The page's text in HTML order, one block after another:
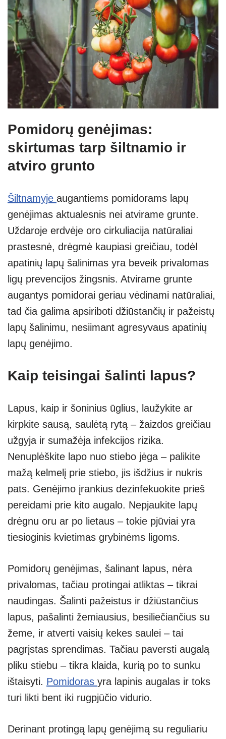
Pomidorų genėjimas:
skirtumas tarp šiltnamio ir
atviro grunto
Šiltnamyje augantiems pomidorams lapų
genėjimas aktualesnis nei atvirame grunte.
Uždaroje erdvėje oro cirkuliacija natūraliai
prastesnė, drėgmė kaupiasi greičiau, todėl
apatinių lapų šalinimas yra beveik privalomas
ligų prevencijos žingsnis. Atvirame grunte
augantys pomidorai geriau vėdinami natūraliai,
tad čia galima apsiriboti džiūstančių ir pažeistų
lapų šalinimu, nesiimant agresyvaus apatinių
lapų genėjimo.
Kaip teisingai šalinti lapus?
Lapus, kaip ir šoninius ūglius, laužykite ar
kirpkite sausą, saulėtą rytą – žaizdos greičiau
užgyja ir sumažėja infekcijos rizika.
Nenuplėškite lapo nuo stiebo jėga – palikite
mažą kelmelį prie stiebo, jis išdžius ir nukris
pats. Genėjimo įrankius dezinfekuokite prieš
pereidami prie kito augalo. Nepjaukite lapų
drėgnu oru ar po lietaus – tokie pjūviai yra
tiesioginis kvietimas grybinėms ligoms.
Pomidorų genėjimas, šalinant lapus, nėra
privalomas, tačiau protingai atliktas – tikrai
naudingas. Šalinti pažeistus ir džiūstančius
lapus, pašalinti žemiausius, besiliečiančius su
žeme, ir atverti vaisių kekes saulei – tai
pagrįstas sprendimas. Tačiau paversti augalą
pliku stiebu – tikra klaida, kurią po to sunku
ištaisyti. Pomidoras yra lapinis augalas ir toks
turi likti bent iki rugpjūčio vidurio.
Derinant protingą lapų genėjimą su reguliariu